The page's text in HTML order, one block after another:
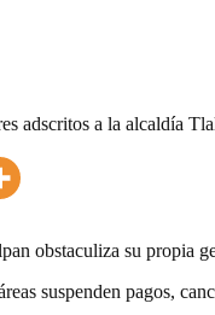
adscritos a la alcaldía
obstaculiza su propia
suspenden pagos,